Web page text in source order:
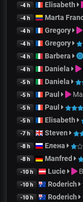
-4 h Elisabeth
-4 h Marta
-4 h Gregory
-4 h Gregory
-4 h Barbera
-4 h Daniela
-5 h Daniela
-5 h Paul
-5 h Paul
-5 h Elisabeth
-7 h Steven
-8 h Елена
-8 h Manfred
-10 h Lucie
-10 h Roderich
-10 h Roderich